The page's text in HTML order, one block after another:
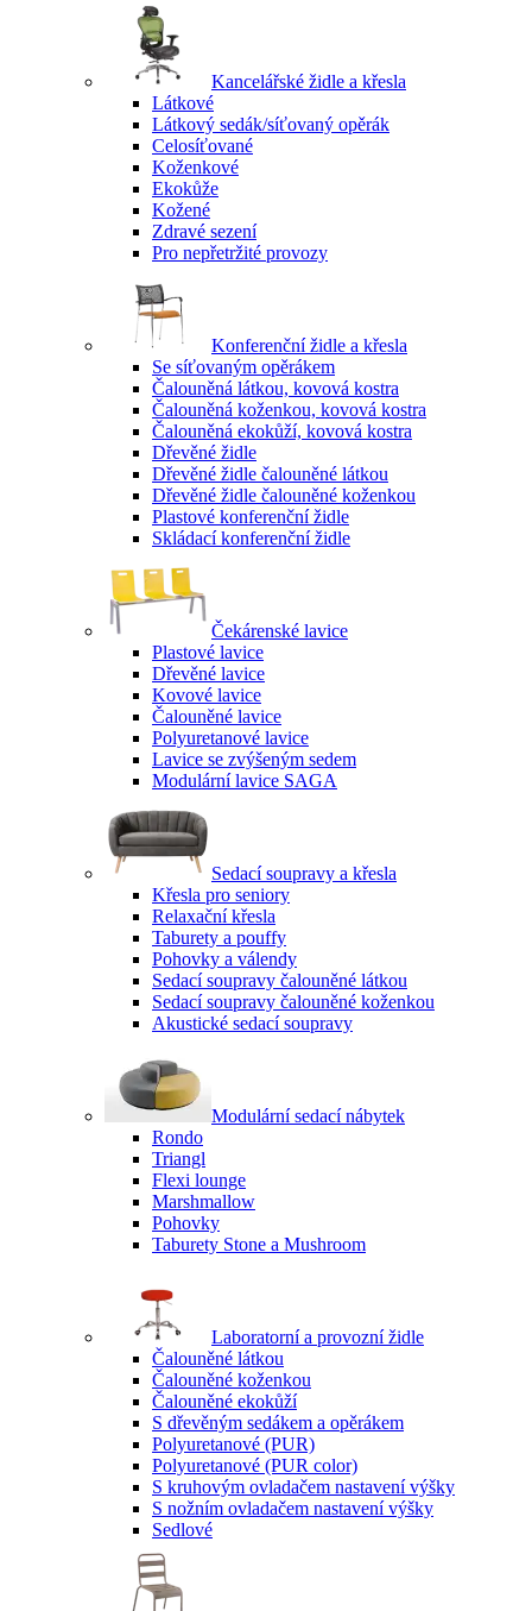
Kancelářské židle a křesla
Látkové
Látkový sedák/síťovaný opěrák
Celosíťované
Koženkové
Ekokůže
Kožené
Zdravé sezení
Pro nepřetržité provozy
Konferenční židle a křesla
Se síťovaným opěrákem
Čalouněná látkou, kovová kostra
Čalouněná koženkou, kovová kostra
Čalouněná ekokůží, kovová kostra
Dřevěné židle
Dřevěné židle čalouněné látkou
Dřevěné židle čalouněné koženkou
Plastové konferenční židle
Skládací konferenční židle
Čekárenské lavice
Plastové lavice
Dřevěné lavice
Kovové lavice
Čalouněné lavice
Polyuretanové lavice
Lavice se zvýšeným sedem
Modulární lavice SAGA
Sedací soupravy a křesla
Křesla pro seniory
Relaxační křesla
Taburety a pouffy
Pohovky a válendy
Sedací soupravy čalouněné látkou
Sedací soupravy čalouněné koženkou
Akustické sedací soupravy
Modulární sedací nábytek
Rondo
Triangl
Flexi lounge
Marshmallow
Pohovky
Taburety Stone a Mushroom
Laboratorní a provozní židle
Čalouněné látkou
Čalouněné koženkou
Čalouněné ekokůží
S dřevěným sedákem a opěrákem
Polyuretanové (PUR)
Polyuretanové (PUR color)
S kruhovým ovladačem nastavení výšky
S nožním ovladačem nastavení výšky
Sedlové